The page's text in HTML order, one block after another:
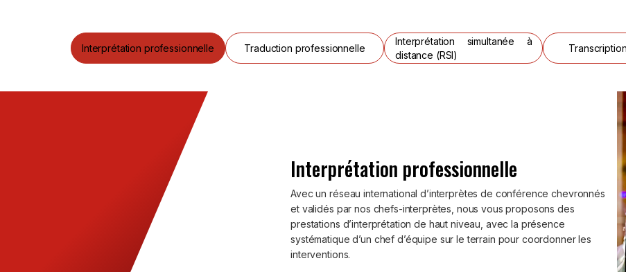
Interprétation professionnelle Traduction professionnelle
Interprétation simultanée à
distance (RSI)
Interprétation professionnelle
Avec un réseau international d’interprètes de conférence chevronnés
et validés par nos chefs-interprètes, nous vous proposons des
prestations d’interprétation de haut niveau, avec la présence
systématique d’un chef d’équipe sur le terrain pour coordonner les
interventions.